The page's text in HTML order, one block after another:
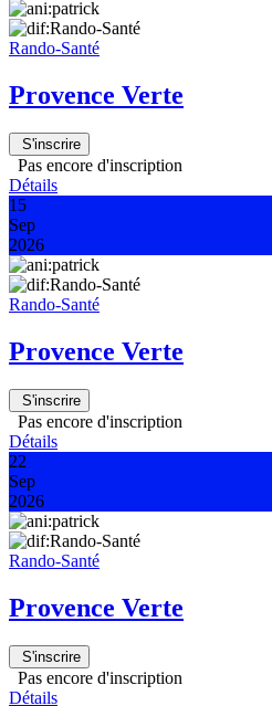
Rando-Santé
Provence Verte
S'inscrire
Pas encore d'inscription
Détails
15
Sep
2026
Rando-Santé
Provence Verte
S'inscrire
Pas encore d'inscription
Détails
22
Sep
2026
Rando-Santé
Provence Verte
S'inscrire
Pas encore d'inscription
Détails